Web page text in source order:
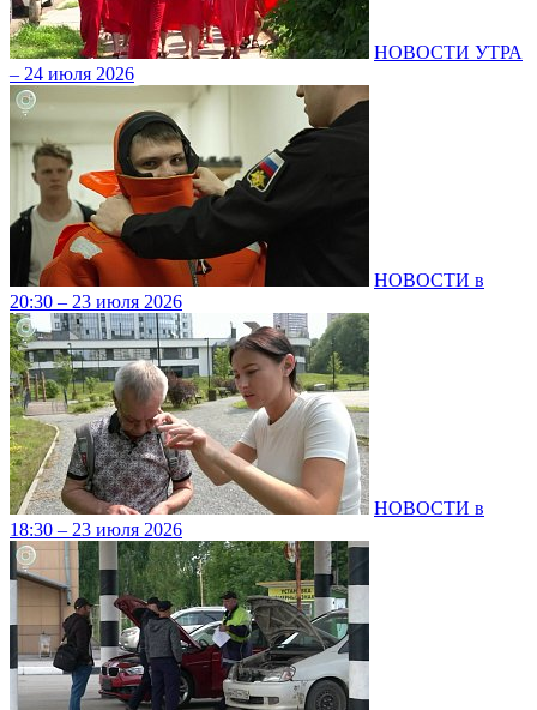
НОВОСТИ УТРА
– 24 июля 2026
НОВОСТИ в
20:30 – 23 июля 2026
НОВОСТИ в
18:30 – 23 июля 2026